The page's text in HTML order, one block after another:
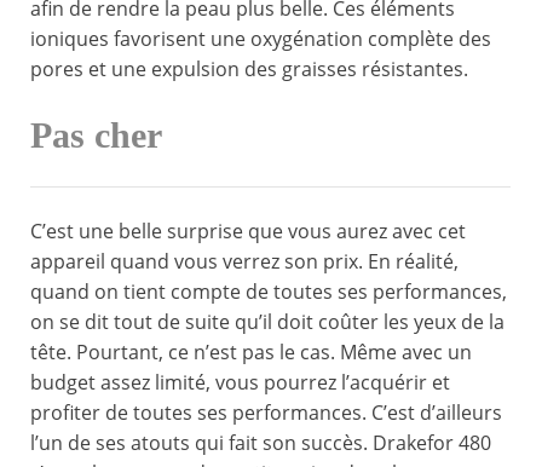
afin de rendre la peau plus belle. Ces éléments
ioniques favorisent une oxygénation complète des
pores et une expulsion des graisses résistantes.
Pas cher
C’est une belle surprise que vous aurez avec cet
appareil quand vous verrez son prix. En réalité,
quand on tient compte de toutes ses performances,
on se dit tout de suite qu’il doit coûter les yeux de la
tête. Pourtant, ce n’est pas le cas. Même avec un
budget assez limité, vous pourrez l’acquérir et
profiter de toutes ses performances. C’est d’ailleurs
l’un de ses atouts qui fait son succès. Drakefor 480